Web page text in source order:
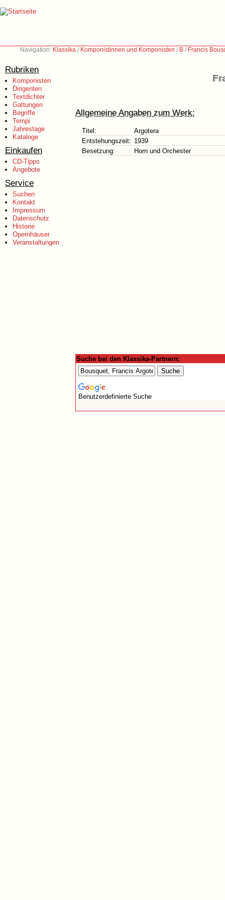
Navigation: Klassika / Komponistinnen und Komponisten / B / Francis
Rubriken
Komponisten
Dirigenten
Textdichter
Gattungen
Begriffe
Tempi
Jahrestage
Kataloge
Einkaufen
CD-Tipps
Angebote
Service
Suchen
Kontakt
Impressum
Datenschutz
Historie
Opernhäuser
Veranstaltungen
Allgemeine Angaben zum Werk:
Titel:
Argotera
Entstehungszeit: 1939
Besetzung:
Horn und Orchester
Suche bei den Klassika-Partnern:
Benutzerdefinierte Suche